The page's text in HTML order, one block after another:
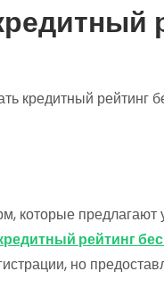
кредитный рейтинг
предлагают
рейтинг
но